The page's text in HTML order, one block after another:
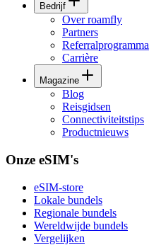
Bedrijf
Over roamfly
Partners
Referralprogramma
Carrière
Magazine
Blog
Reisgidsen
Connectiviteitstips
Productnieuws
Onze eSIM's
eSIM-store
Lokale bundels
Regionale bundels
Wereldwijde bundels
Vergelijken